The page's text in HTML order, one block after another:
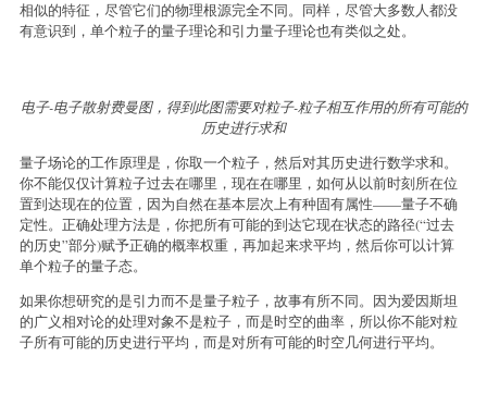
相似的特征，尽管它们的物理根源完全不同。同样，尽管大多数人都没
有意识到，单个粒子的量子理论和引力量子理论也有类似之处。
电子-电子散射费曼图，得到此图需要对粒子-粒子相互作用的所有可能的
历史进行求和
量子场论的工作原理是，你取一个粒子，然后对其历史进行数学求和。
你不能仅仅计算粒子过去在哪里，现在在哪里，如何从以前时刻所在位
置到达现在的位置，因为自然在基本层次上有种固有属性——量子不确
定性。正确处理方法是，你把所有可能的到达它现在状态的路径(“过去
的历史”部分)赋予正确的概率权重，再加起来求平均，然后你可以计算
单个粒子的量子态。
如果你想研究的是引力而不是量子粒子，故事有所不同。因为爱因斯坦
的广义相对论的处理对象不是粒子，而是时空的曲率，所以你不能对粒
子所有可能的历史进行平均，而是对所有可能的时空几何进行平均。